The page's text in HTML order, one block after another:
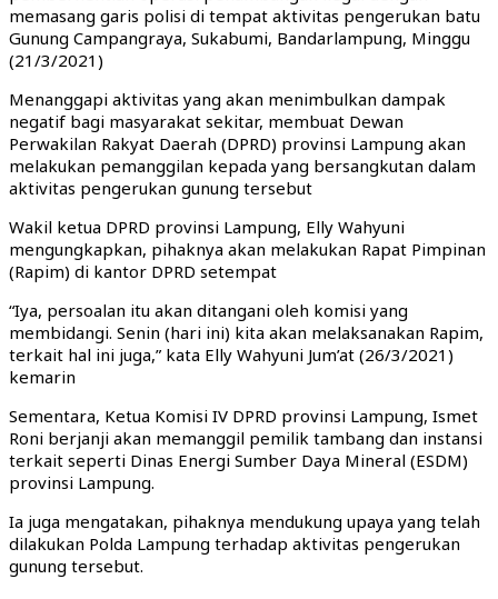
memasang garis polisi di tempat aktivitas pengerukan batu
Gunung Campangraya, Sukabumi, Bandarlampung, Minggu
(21/3/2021)
Menanggapi aktivitas yang akan menimbulkan dampak
negatif bagi masyarakat sekitar, membuat Dewan
Perwakilan Rakyat Daerah (DPRD) provinsi Lampung akan
melakukan pemanggilan kepada yang bersangkutan dalam
aktivitas pengerukan gunung tersebut
Wakil ketua DPRD provinsi Lampung, Elly Wahyuni
mengungkapkan, pihaknya akan melakukan Rapat Pimpinan
(Rapim) di kantor DPRD setempat
“Iya, persoalan itu akan ditangani oleh komisi yang
membidangi. Senin (hari ini) kita akan melaksanakan Rapim,
terkait hal ini juga,” kata Elly Wahyuni Jum’at (26/3/2021)
kemarin
Sementara, Ketua Komisi IV DPRD provinsi Lampung, Ismet
Roni berjanji akan memanggil pemilik tambang dan instansi
terkait seperti Dinas Energi Sumber Daya Mineral (ESDM)
provinsi Lampung.
Ia juga mengatakan, pihaknya mendukung upaya yang telah
dilakukan Polda Lampung terhadap aktivitas pengerukan
gunung tersebut.